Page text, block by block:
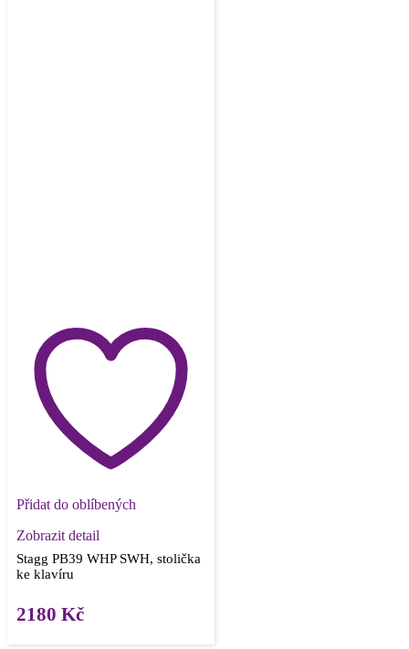
Přidat do oblíbených
Zobrazit detail
Stagg PB39 WHP SWH, stolička
ke klavíru
2180 Kč